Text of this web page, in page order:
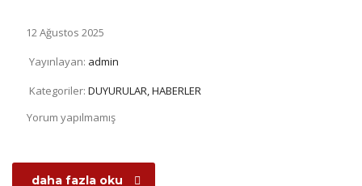
12 Ağustos 2025
Yayınlayan: admin
Kategoriler: DUYURULAR, HABERLER
Yorum yapılmamış
daha fazla oku